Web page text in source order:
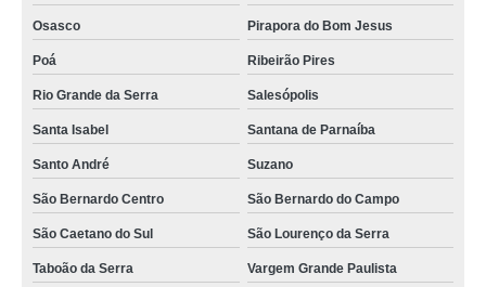
rack ti metálico data center Pacaembu
qual o preço de rack de ti de metal Pacaembu
rack ti pequeno valor Jardim Everest
qual o preço de rack ti suspenso Itaboraí
rack ti suspenso valor Campo Grande
rack de ti metálico Engenho de Dentro
rack ti parede valor Franco da Rocha
projeto para rack ti parede Paiol Grande
Osasco Pirapora do Bom Jesus
Poá Ribeirão Pires
Rio Grande da Serra Salesópolis
Santa Isabel Santana de Parnaíba
Santo André Suzano
São Bernardo Centro São Bernardo do Campo
São Caetano do Sul São Lourenço da Serra
Taboão da Serra
Vargem Grande Paulista